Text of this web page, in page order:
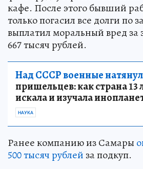
кафе. После этого бывший
только погасил все долги по
выплатил моральный вред за
667 тысяч рублей.
Над СССР военные
пришельцев: как страна 13
искала и изучала
НАУКА
Ранее компанию из Самары
500 тысяч рублей за подкуп.